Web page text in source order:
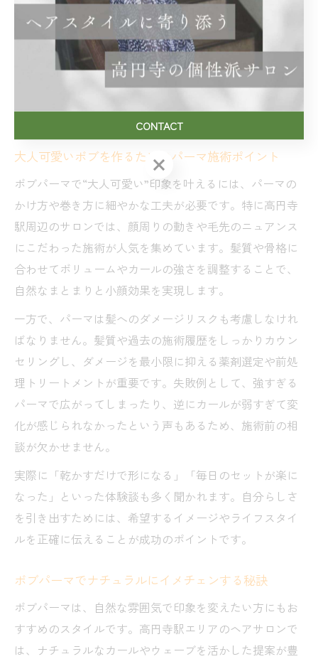
認するのが安心です。
理想の大人可愛いボブへ導くパーマ
大人可愛いボブを作るためのパーマ施術ポイント
ボブパーマで“大人可愛い”印象を叶えるには、パーマの
かけ方や巻き方に細やかな工夫が必要です。特に高円寺
駅周辺のサロンでは、顔周りの動きや毛先のニュアンス
にこだわった施術が人気を集めています。髪質や骨格に
合わせてボリュームやカールの強さを調整することで、
自然なまとまりと小顔効果を実現します。
一方で、パーマは髪へのダメージリスクも考慮しなけれ
ばなりません。髪質や過去の施術履歴をしっかりカウン
セリングし、ダメージを最小限に抑える薬剤選定や前処
理トリートメントが重要です。失敗例として、強すぎる
パーマで広がってしまったり、逆にカールが弱すぎて変
化が感じられなかったという声もあるため、施術前の相
談が欠かせません。
実際に「乾かすだけで形になる」「毎日のセットが楽に
なった」といった体験談も多く聞かれます。自分らしさ
を引き出すためには、希望するイメージやライフスタイ
ルを正確に伝えることが成功のポイントです。
ボブパーマでナチュラルにイメチェンする秘訣
ボブパーマは、自然な雰囲気で印象を変えたい方にもお
すすめのスタイルです。高円寺駅エリアのヘアサロンで
は、ナチュラルなカールやウェーブを活かした提案が豊
CONTACT
CONTACT